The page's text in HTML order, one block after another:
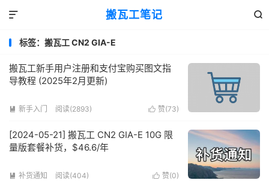
搬瓦工笔记 

标签：搬瓦工 CN2 GIA-E
搬瓦工新手用户注册和支付宝购买图文指
导教程 (2025年2月更新)
 新手入门 阅读(2893)  赞(73)
[2024-05-21] 搬瓦工 CN2 GIA-E 10G 限
量版套餐补货，$46.6/年
 补货通知 阅读(404)  赞(0)